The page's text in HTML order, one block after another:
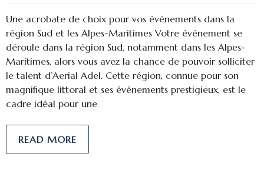
Une acrobate de choix pour vos événements dans la
région Sud et les Alpes-Maritimes Votre événement se
déroule dans la région Sud, notamment dans les Alpes-
Maritimes, alors vous avez la chance de pouvoir solliciter
le talent d’Aerial Adel. Cette région, connue pour son
magnifique littoral et ses événements prestigieux, est le
cadre idéal pour une
READ MORE